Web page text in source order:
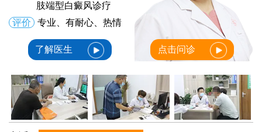
肢端型白癜风诊疗
评价
专业、有耐心、热情
了解医生 点击问诊